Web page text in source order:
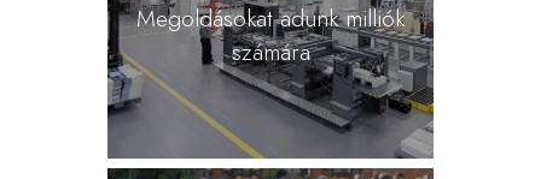
Megoldásokat adunk milliók
számára